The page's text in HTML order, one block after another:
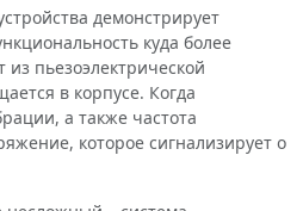
демонстрирует
куда более
из пьезоэлектрической
в корпусе. Когда
а также частота
которое сигнализирует о